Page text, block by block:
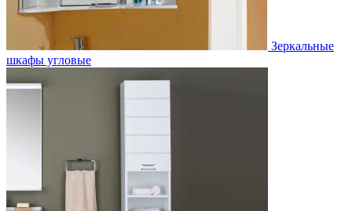
Зеркальные
шкафы угловые